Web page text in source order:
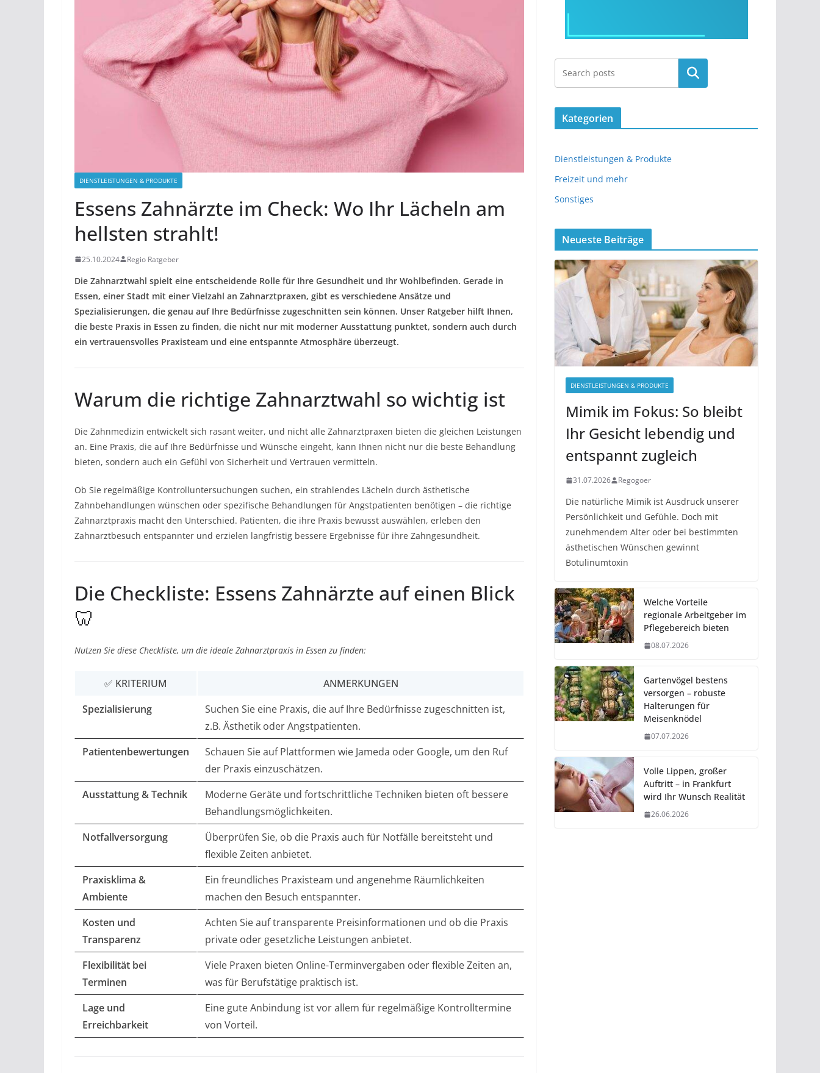
DIENSTLEISTUNGEN & PRODUKTE
Essens Zahnärzte im Check: Wo Ihr Lächeln am
hellsten strahlt!
25.10.2024 Regio Ratgeber
Die Zahnarztwahl spielt eine entscheidende Rolle für Ihre Gesundheit und Ihr Wohlbefinden. Gerade in
Essen, einer Stadt mit einer Vielzahl an Zahnarztpraxen, gibt es verschiedene Ansätze und
Spezialisierungen, die genau auf Ihre Bedürfnisse zugeschnitten sein können. Unser Ratgeber hilft Ihnen,
die beste Praxis in Essen zu finden, die nicht nur mit moderner Ausstattung punktet, sondern auch durch
ein vertrauensvolles Praxisteam und eine entspannte Atmosphäre überzeugt.
Warum die richtige Zahnarztwahl so wichtig ist
Die Zahnmedizin entwickelt sich rasant weiter, und nicht alle Zahnarztpraxen bieten die gleichen Leistungen
an. Eine Praxis, die auf Ihre Bedürfnisse und Wünsche eingeht, kann Ihnen nicht nur die beste Behandlung
bieten, sondern auch ein Gefühl von Sicherheit und Vertrauen vermitteln.
Ob Sie regelmäßige Kontrolluntersuchungen suchen, ein strahlendes Lächeln durch ästhetische
Zahnbehandlungen wünschen oder spezifische Behandlungen für Angstpatienten benötigen – die richtige
Zahnarztpraxis macht den Unterschied. Patienten, die ihre Praxis bewusst auswählen, erleben den
Zahnarztbesuch entspannter und erzielen langfristig bessere Ergebnisse für ihre Zahngesundheit.
Die Checkliste: Essens Zahnärzte auf einen Blick
🦷
Nutzen Sie diese Checkliste, um die ideale Zahnarztpraxis in Essen zu finden:
✅ KRITERIUM
ANMERKUNGEN
Spezialisierung
Suchen Sie eine Praxis, die auf Ihre Bedürfnisse zugeschnitten ist,
z.B. Ästhetik oder Angstpatienten.
Patientenbewertungen
Schauen Sie auf Plattformen wie Jameda oder Google, um den Ruf
der Praxis einzuschätzen.
Ausstattung & Technik
Moderne Geräte und fortschrittliche Techniken bieten oft bessere
Behandlungsmöglichkeiten.
Notfallversorgung
Überprüfen Sie, ob die Praxis auch für Notfälle bereitsteht und
flexible Zeiten anbietet.
Praxisklima &
Ambiente
Ein freundliches Praxisteam und angenehme Räumlichkeiten
machen den Besuch entspannter.
Kosten und
Transparenz
Achten Sie auf transparente Preisinformationen und ob die Praxis
private oder gesetzliche Leistungen anbietet.
Flexibilität bei
Terminen
Viele Praxen bieten Online-Terminvergaben oder flexible Zeiten an,
was für Berufstätige praktisch ist.
Lage und
Erreichbarkeit
Eine gute Anbindung ist vor allem für regelmäßige Kontrolltermine
von Vorteil.
Kategorien
Dienstleistungen & Produkte
Freizeit und mehr
Sonstiges
Neueste Beiträge
DIENSTLEISTUNGEN & PRODUKTE
Mimik im Fokus: So bleibt
Ihr Gesicht lebendig und
entspannt zugleich
31.07.2026 Regogoer
Die natürliche Mimik ist Ausdruck unserer
Persönlichkeit und Gefühle. Doch mit
zunehmendem Alter oder bei bestimmten
ästhetischen Wünschen gewinnt
Botulinumtoxin
Welche Vorteile
regionale Arbeitgeber im
Pflegebereich bieten
08.07.2026
Gartenvögel bestens
versorgen – robuste
Halterungen für
Meisenknödel
07.07.2026
Volle Lippen, großer
Auftritt – in Frankfurt
wird Ihr Wunsch Realität
26.06.2026